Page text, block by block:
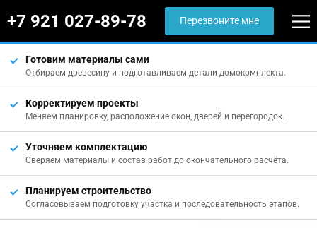
+7 921 027-89-78 Перезвоните мне
Готовим материалы сами
Отбираем древесину и подготавливаем детали домокомплекта.
Корректируем проекты
Меняем планировку, расположение окон, дверей и перегородок.
Уточняем комплектацию
Сверяем материалы и состав работ до окончательного расчёта.
Планируем строительство
Согласовываем подготовку участка и последовательность этапов.